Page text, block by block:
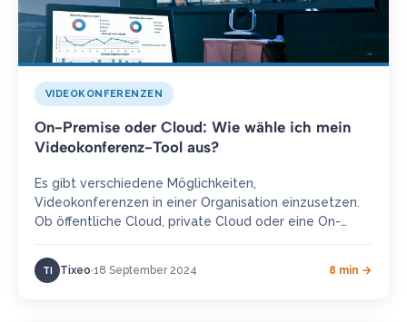
VIDEOKONFERENZEN
On-Premise oder Cloud: Wie wähle ich mein
Videokonferenz-Tool aus?
Es gibt verschiedene Möglichkeiten,
Videokonferenzen in einer Organisation einzusetzen.
Ob öffentliche Cloud, private Cloud oder eine On-
entspricht einem bestimmten Bedarf und hat…
TI Tixeo 18 September 2024 8 min →